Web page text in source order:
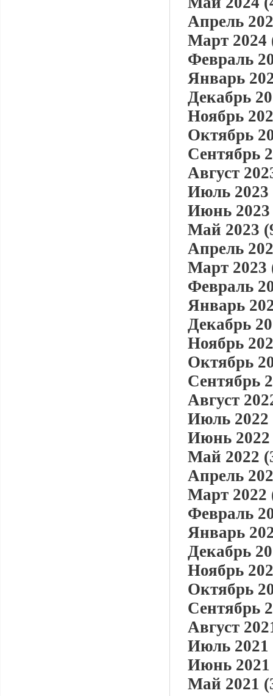
Апрель
Март 2024
Февраль
Январь
Декабрь
Ноябрь
Октябрь
Сентябрь
Август
Июль 2023
Июнь 2023
Май 2023
Апрель
Март 2023
Февраль
Январь
Декабрь
Ноябрь
Октябрь
Сентябрь
Август
Июль 2022
Июнь 2022
Май 2022
Апрель
Март 2022
Февраль
Январь
Декабрь
Ноябрь
Октябрь
Сентябрь
Август
Июль 2021
Июнь 2021
Май 2021